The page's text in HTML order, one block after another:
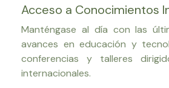
Acceso a Conocimientos
Manténgase al día con las
avances en educación y
conferencias y talleres
internacionales.